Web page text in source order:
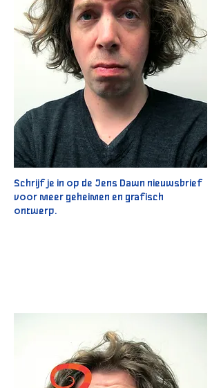
Schrijf je in op de Jens Dawn nieuwsbrief
voor meer geheimen en grafisch
ontwerp.